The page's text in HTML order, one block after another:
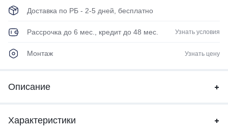
Доставка по РБ - 2-5 дней, бесплатно
Рассрочка до 6 мес., кредит до 48 мес. Узнать условия
Монтаж Узнать цену
Описание
Характеристики